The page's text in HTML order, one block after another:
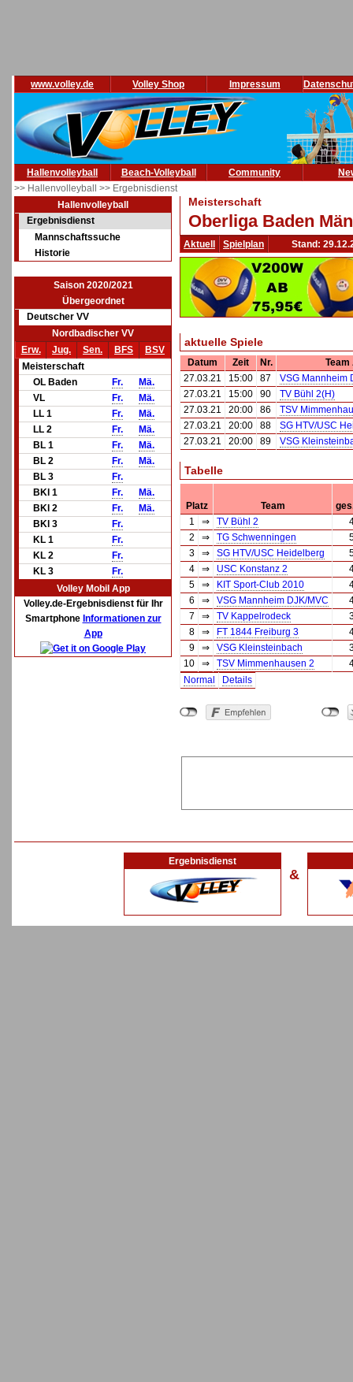
www.volley.de Volley Shop Impressum
Hallenvolleyball Beach-Volleyball Community
>> Hallenvolleyball >> Ergebnisdienst
Hallenvolleyball
Ergebnisdienst
Mannschaftssuche
Historie
Saison 2020/2021
Übergeordnet
Deutscher VV
Nordbadischer VV
Erw.
Jug. Sen. BFS
BSV
Meisterschaft
OL Baden
Fr.
Mä.
VL
Fr.
Mä.
LL 1
Fr.
Mä.
LL 2
Fr.
Mä.
BL 1
Fr.
Mä.
BL 2
Fr.
Mä.
BL 3
Fr.
BKl 1
Fr.
Mä.
BKl 2
Fr.
Mä.
BKl 3
Fr.
KL 1
Fr.
KL 2
Fr.
KL 3
Fr.
Volley Mobil App
Volley.de-Ergebnisdienst für Ihr
Smartphone Informationen zur
App
Meisterschaft
Oberliga Baden
Aktuell Spielplan Stand:
aktuelle Spiele
Datum Zeit Nr.
Team
27.03.21
15:00 87
VSG Mannheim
27.03.21
15:00 90
TV Bühl 2(H)
27.03.21
20:00 86
TSV
27.03.21
20:00 88
SG HTV/USC
27.03.21
20:00 89 VSG
Tabelle
Platz Team
1
⇒ TV Bühl 2
2
⇒ TG Schwenningen
3
⇒ SG HTV/USC Heidelberg
4
⇒ USC Konstanz 2
5
⇒ KIT Sport-Club 2010
6
⇒ VSG Mannheim DJK/MVC
7
⇒ TV Kappelrodeck
8
⇒ FT 1844 Freiburg 3
9
⇒ VSG Kleinsteinbach
10
⇒ TSV Mimmenhausen 2
Normal
Details
Ergebnisdienst
&